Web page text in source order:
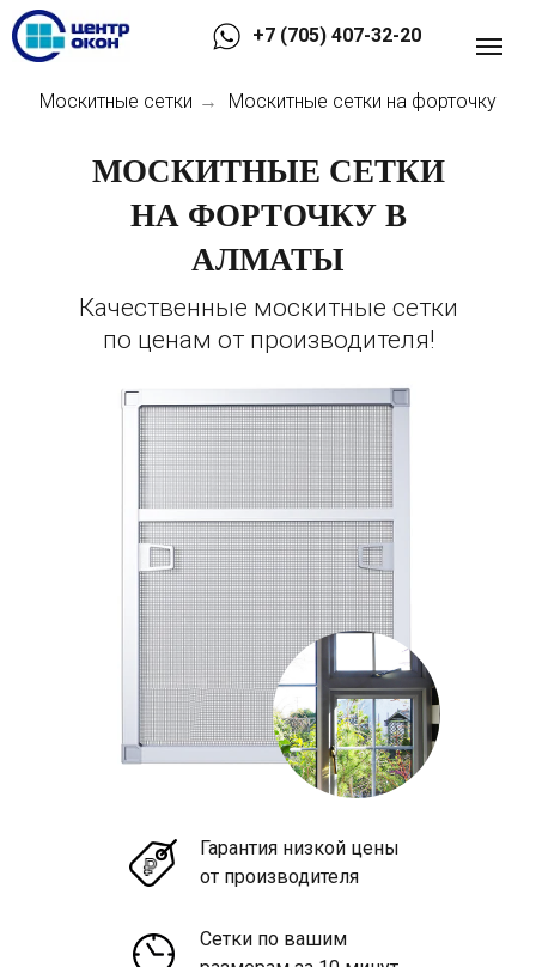
+7 (705) 407-32-20
Москитные сетки → Москитные сетки на форточку
МОСКИТНЫЕ СЕТКИ
НА ФОРТОЧКУ В
АЛМАТЫ
Гарантия низкой цены
от производителя
Сетки по вашим
Качественные москитные сетки
по ценам от производителя!